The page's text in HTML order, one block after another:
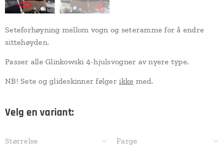
Seteforhøyning mellom vogn og seteramme for å endre
sittehøyden.
Passer alle Glinkowski 4-hjulsvogner av nyere type.
NB! Sete og glideskinner følgerikke med.
Velg en variant:
Størrelse Farge